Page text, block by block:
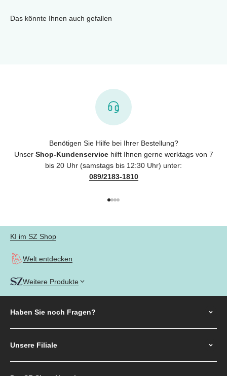
Das könnte Ihnen auch gefallen
Benötigen Sie Hilfe bei Ihrer Bestellung?
Unser Shop-Kundenservicehilft Ihnen gerne werktags von 7
bis 20 Uhr (samstags bis 12:30 Uhr) unter:
089/2183-1810
KI im SZ Shop
Welt entdecken
Weitere Produkte
Haben Sie noch Fragen?
Unsere Filiale